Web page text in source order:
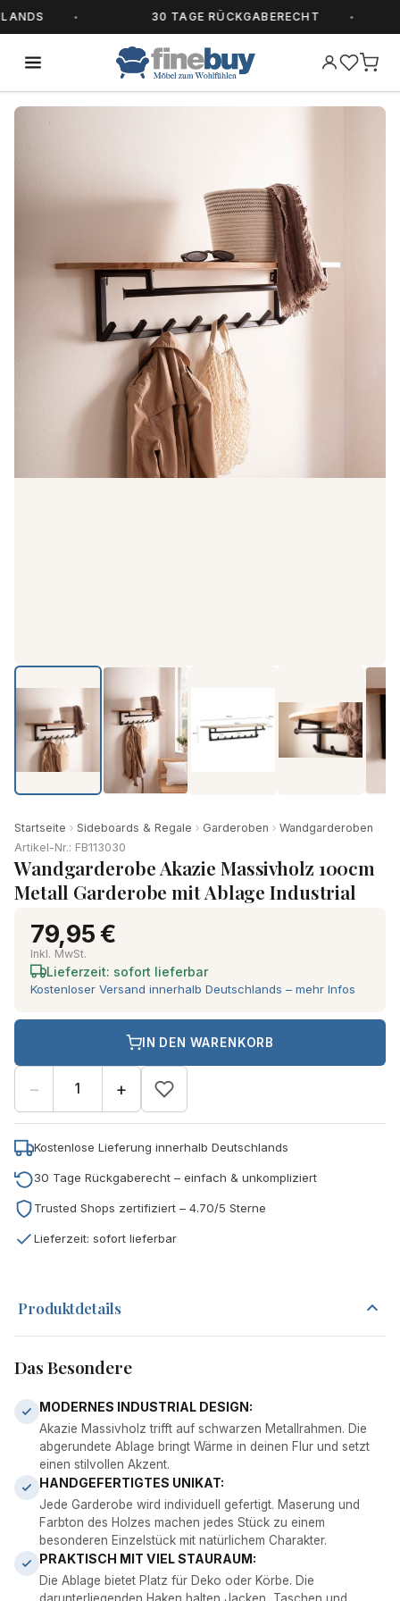
30 TAGE RÜCKGABERECHT
Startseite Sideboards & Regale Garderoben
Wandgarderoben
Artikel-Nr.: FB113030
Wandgarderobe Akazie Massivholz 100cm
Metall Garderobe mit Ablage Industrial
79,95 €
Inkl. MwSt.
Lieferzeit: sofort lieferbar
Kostenloser Versand innerhalb Deutschlands – mehr Infos
− +
IN DEN WARENKORB
Kostenlose Lieferung innerhalb Deutschlands
30 Tage Rückgaberecht – einfach & unkompliziert
Trusted Shops zertifiziert – 4.70/5 Sterne
Lieferzeit: sofort lieferbar
Produktdetails
Das Besondere
MODERNES INDUSTRIAL DESIGN:
Akazie Massivholz trifft auf schwarzen Metallrahmen. Die
abgerundete Ablage bringt Wärme in deinen Flur und setzt
einen stilvollen Akzent.
HANDGEFERTIGTES UNIKAT:
Jede Garderobe wird individuell gefertigt. Maserung und
Farbton des Holzes machen jedes Stück zu einem
besonderen Einzelstück mit natürlichem Charakter.
PRAKTISCH MIT VIEL STAURAUM:
Die Ablage bietet Platz für Deko oder Körbe. Die